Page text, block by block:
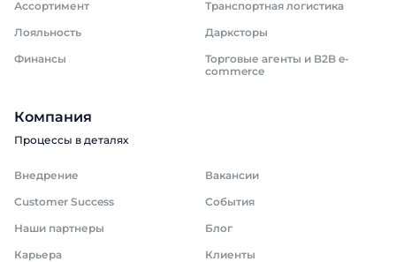
Ассортимент
Транспортная логистика
Лояльность
Дарксторы
Финансы
Торговые агенты и B2B e-
commerce
Компания
Процессы в деталях
Внедрение
Вакансии
Customer Success
События
Наши партнеры
Блог
Карьера
Клиенты